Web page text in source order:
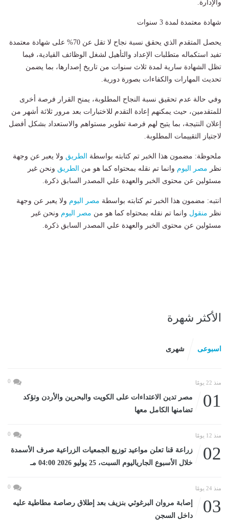
والإدارة.
شهادة معتمدة لمدة 3 سنوات
يحصل المتقدم الذي يحقق نسبة نجاح لا تقل عن 70% على شهادة معتمدة
تفيد استكماله متطلبات الإعداد والتأهيل لشغل الوظائف القيادية، فيما
تظل الشهادة سارية لمدة ثلاث سنوات من تاريخ إصدارها، بما يضمن
تحديث المهارات والكفاءات بصورة دورية.
وفي حالة عدم تحقيق نسبة النجاح المطلوبة، يمنح القرار فرصة أخرى
للمتقدمين، حيث يمكنهم إعادة التقدم للاختبارات بعد مرور ثلاثة أشهر من
إعلان النتيجة، بما يتيح لهم فرصة تطوير مستواهم والاستعداد بشكل أفضل
لاجتياز التقييمات المطلوبة.
ملحوظة: مضمون هذا الخبر تم كتابته بواسطة الطريق ولا يعبر عن وجهة
نظر مصر اليوم وانما تم نقله بمحتواه كما هو من الطريق ونحن غير
مسئولين عن محتوى الخبر والعهدة علي المصدر السابق ذكرة.
انتبه: مضمون هذا الخبر تم كتابته بواسطة مصر اليوم ولا يعبر عن وجهة
نظر منقول وانما تم نقله بمحتواه كما هو من مصر اليوم ونحن غير
مسئولين عن محتوى الخبر والعهدة علي المصدر السابق ذكرة.
الأكثر شهرة
اسبوعى شهرى
منذ 22 يومًا 0
01
مصر تدين الاعتداءات على الكويت والبحرين والأردن وتؤكد
تضامنها الكامل معها
منذ 12 يومًا 0
02
زراعة قنا تعلن مواعيد توزيع الجمعيات الزراعية صرف الأسمدة
خلال الأسبوع الجارياليوم السبت، 25 يوليو 2026 04:00 مـ
منذ 24 يومًا 0
03
إصابة مروان البرغوثي بنزيف بعد إطلاق رصاصة مطاطية عليه
داخل السجن